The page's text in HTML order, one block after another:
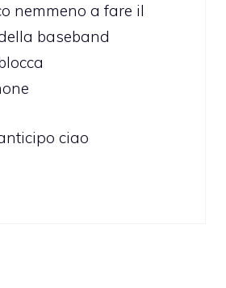
nemmeno a fare il
baseband
ciao